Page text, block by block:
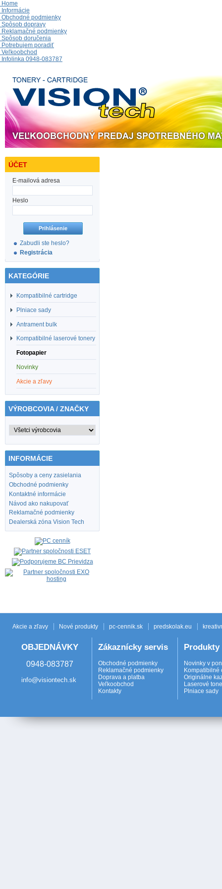
Home
Informácie
Obchodné podmienky
Spôsob dopravy
Reklamačné podmienky
Spôsob doručenia
Potrebujem poradiť
Veľkoobchod
Infolinka 0948-083787
ÚČET
E-mailová adresa
Heslo
Zabudli ste heslo?
Registrácia
KATEGÓRIE
Kompatibilné cartridge
Plniace sady
Antrament bulk
Kompatibilné laserové tonery
Fotopapier
Novinky
Akcie a zľavy
VÝROBCOVIA / ZNAČKY
INFORMÁCIE
Spôsoby a ceny zasielania
Obchodné podmienky
Kontaktné informácie
Návod ako nakupovať
Reklamačné podmienky
Dealerská zóna Vision Tech
Akcie a zľavy Nové produkty pc-cennik.sk predskolak.eu
OBJEDNÁVKY
0948-083787
info@visiontech.sk
Zákaznícky servis
Obchodné podmienky
Reklamačné podmienky
Doprava a platba
Veľkoobchod
Kontakty
Produkty
Novinky v
Kompatibilné
Originálne
Laserové
Plniace sady